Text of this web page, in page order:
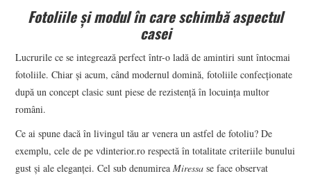
Fotoliile și modul în care schimbă aspectul
casei
Lucrurile ce se integrează perfect într-o ladă de amintiri sunt întocmai
fotoliile. Chiar și acum, când modernul domină, fotoliile confecționate
după un concept clasic sunt piese de rezistență în locuința multor
români.
Ce ai spune dacă în livingul tău ar venera un astfel de fotoliu? De
exemplu, cele de pe vdinterior.ro respectă în totalitate criteriile bunului
gust și ale eleganței. Cel sub denumireaMiressase face observat